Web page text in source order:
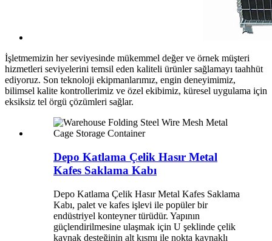
İşletmemizin her seviyesinde mükemmel değer ve örnek müşteri
hizmetleri seviyelerini temsil eden kaliteli ürünler sağlamayı taahhüt
ediyoruz. Son teknoloji ekipmanlarımız, engin deneyimimiz,
bilimsel kalite kontrollerimiz ve özel ekibimiz, küresel uygulama için
eksiksiz tel örgü çözümleri sağlar.
Depo Katlama Çelik Hasır Metal
Kafes Saklama Kabı
Depo Katlama Çelik Hasır Metal Kafes Saklama
Kabı, palet ve kafes işlevi ile popüler bir
endüstriyel konteyner türüdür. Yapının
güçlendirilmesine ulaşmak için U şeklinde çelik
kaynak desteğinin alt kısmı ile nokta kaynaklı